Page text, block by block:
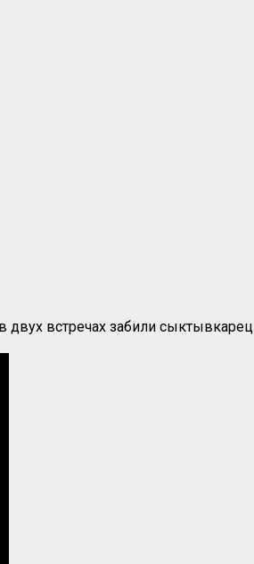
двух встречах забили сыктывкарец